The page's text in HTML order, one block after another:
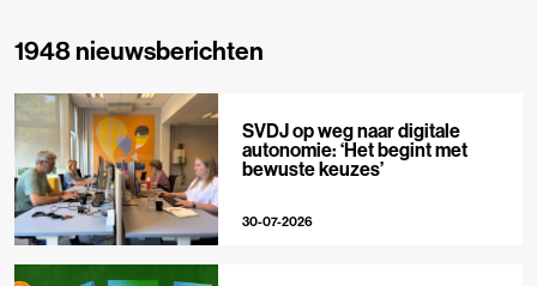
1948 nieuwsberichten
SVDJ op weg naar digitale
autonomie: ‘Het begint met
bewuste keuzes’
30-07-2026